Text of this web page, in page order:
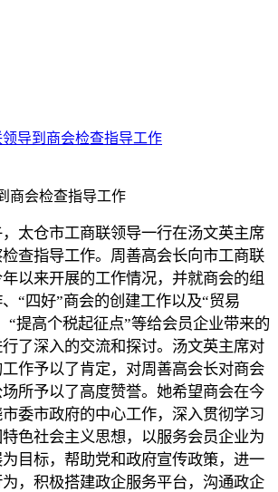
导到商会检查指导工作
商会检查指导工作
太仓市工商联领导一行在汤文英主席
查指导工作。周善高会长向市工商联
以来开展的工作情况，并就商会的组
“四好”商会的创建工作以及“贸易
“提高个税起征点”等给会员企业带来的
了深入的交流和探讨。汤文英主席对
作予以了肯定，对周善高会长对商会
所予以了高度赞誉。她希望商会在今
委市政府的中心工作，深入贯彻学习
色社会主义思想，以服务会员企业为
目标，帮助党和政府宣传政策，进一
，积极搭建政企服务平台，沟通政企